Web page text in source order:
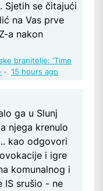
Sjetih se čitajući
na Vas prve
a nakon
branitelje: 'Time
· 15 hours ago
ga u Slunj
njega krenulo
kao odgovori
i igre
komunalnog i
IS srušio - ne